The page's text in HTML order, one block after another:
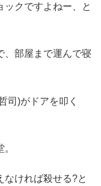
ックですよねー、と
、部屋まで運んで寝
司)がドアを叩く
なければ殺せる?と